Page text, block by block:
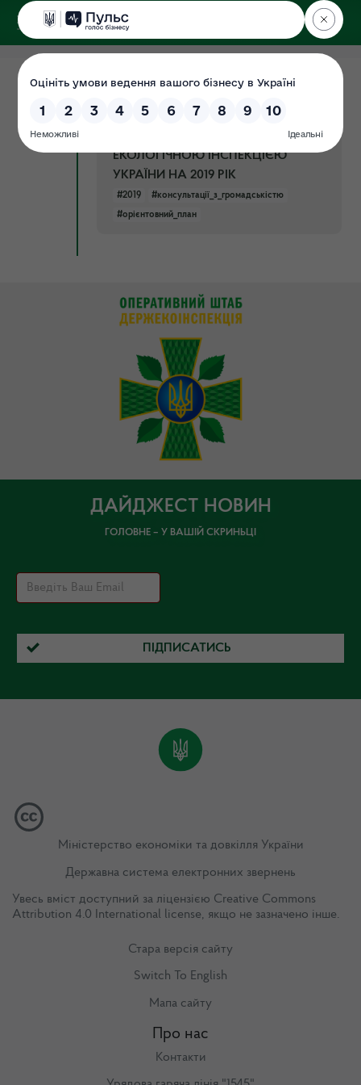
ДЕРЖЕКОІНСПЕКЦІЯ
14.01.2019
Документ
КОНСУЛЬТАЦІЙ З
ГРОМАДСЬКІСТЮ ДЕРЖАВНОЮ
ЕКОЛОГІЧНОЮ ІНСПЕКЦІЄЮ
УКРАЇНИ НА 2019 РІК
#2019
#консультації_з_громадськістю
#орієнтовний_план
ДАЙДЖЕСТ НОВИН
ГОЛОВНЕ – У ВАШІЙ СКРИНЬЦІ
ПІДПИСАТИСЬ
Міністерство економіки та довкілля України
Державна система електронних звернень
Увесь вміст доступний за ліцензією Creative Commons
Attribution 4.0 International license, якщо не зазначено інше.
Стара версія сайту
Switch To English
Мапа сайту
Про нас
Контакти